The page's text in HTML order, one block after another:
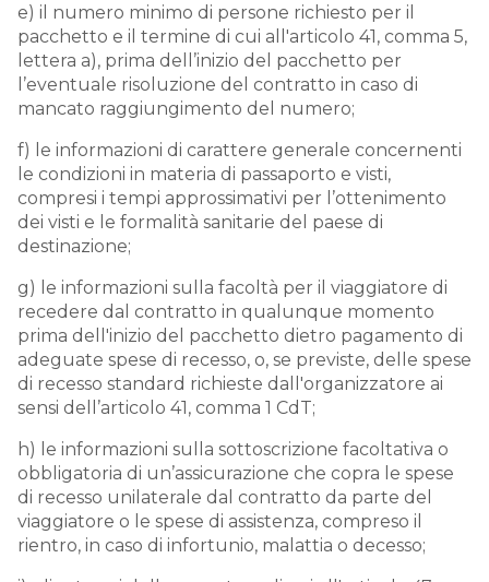
e) il numero minimo di persone richiesto per il
pacchetto e il termine di cui all'articolo 41, comma 5,
lettera a), prima dell’inizio del pacchetto per
l’eventuale risoluzione del contratto in caso di
mancato raggiungimento del numero;
f) le informazioni di carattere generale concernenti
le condizioni in materia di passaporto e visti,
compresi i tempi approssimativi per l’ottenimento
dei visti e le formalità sanitarie del paese di
destinazione;
g) le informazioni sulla facoltà per il viaggiatore di
recedere dal contratto in qualunque momento
prima dell'inizio del pacchetto dietro pagamento di
adeguate spese di recesso, o, se previste, delle spese
di recesso standard richieste dall'organizzatore ai
sensi dell’articolo 41, comma 1 CdT;
h) le informazioni sulla sottoscrizione facoltativa o
obbligatoria di un’assicurazione che copra le spese
di recesso unilaterale dal contratto da parte del
viaggiatore o le spese di assistenza, compreso il
rientro, in caso di infortunio, malattia o decesso;